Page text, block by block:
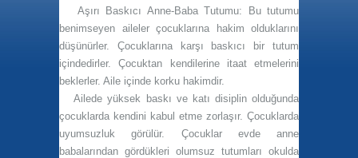
Aşırı Baskıcı Anne-Baba Tutumu: Bu tutumu
benimseyen aileler çocuklarına hakim olduklarını
düşünürler. Çocuklarına karşı baskıcı bir tutum
içindedirler. Çocuktan kendilerine itaat etmelerini
beklerler. Aile içinde korku hakimdir.
Ailede yüksek baskı ve katı disiplin olduğunda
çocuklarda kendini kabul etme zorlaşır. Çocuklarda
uyumsuzluk görülür. Çocuklar evde anne
babalarından gördükleri olumsuz tutumları okulda